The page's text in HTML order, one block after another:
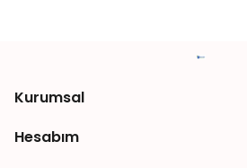
Kurumsal
Hesabım